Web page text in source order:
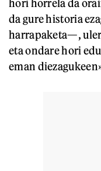
hori horrela da
da gure historia
harrapaketa—,
eta ondare hori
eman